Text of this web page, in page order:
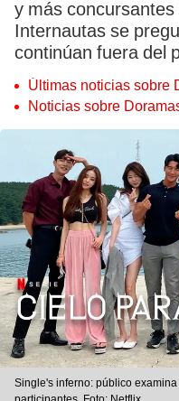
y más concursantes
Internautas se
continúan fuera del
Últimas noticias sobre
Noticias sobre
Single's inferno: público